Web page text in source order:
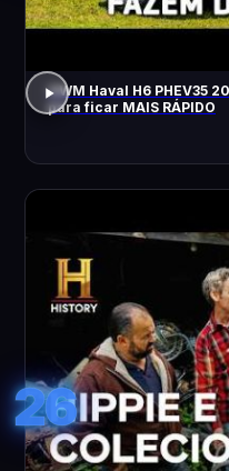
GWM Haval H6 PHEV35
para ficar MAIS RÁPIDO
26